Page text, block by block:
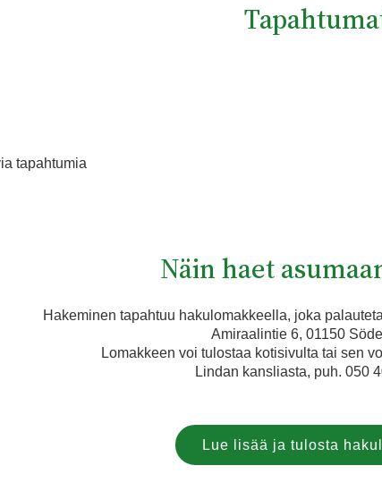
tapahtumia
Näin haet
Hakeminen tapahtuu hakulomakkeella, joka
Amiraalintie 6, 01150
Lomakkeen voi tulostaa kotisivulta tai sen
Lindan kansliasta, puh. 050
Lue lisää ja tulosta